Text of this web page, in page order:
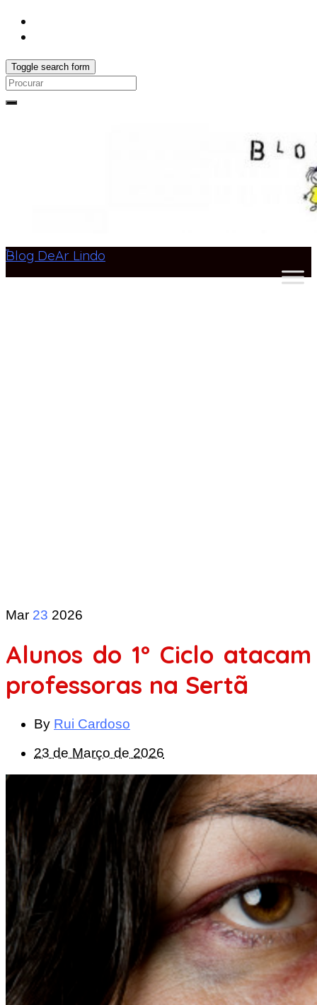
Toggle search form
Search
Blog DeAr Lindo
Mar 23 2026
Alunos do 1º Ciclo atacam
professoras na Sertã
By Rui Cardoso
23 de Março de 2026